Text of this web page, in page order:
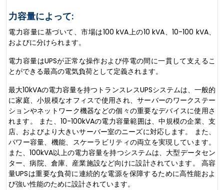
力容量によって:
電力容量に基づいて、市場は100 kVA上の10 kVA、10-100 kVA、
およびに分けられます。
電力容量はUPSが正常な操作および停電の間に一貫して支えるこ
とができる最高の電気負荷として定義されます。
最大10kVAの電力容量を持つトランスレスUPSシステムは、一般的
に家庭、小規模なオフィスで使用され、サーバーのワークステー
ションやネットワーク機器などの個々の重要なデバイスに使用さ
れます。 また、10-100kVAの電力容量範囲は、中規模の企業、支
店、およびより大きいサーバー室のニーズに対応します。 また、
パワー容量、機能、スケーラビリティの両立を実現しています。
また、100kVA以上の電力容量を持つシステムは、大型データセン
ター、病院、倉庫、産業施設など向けに設計されています。 高容
量UPSは重要な負荷に連続的な電源を保障するために高性能およ
び強い性能のために設計されています。